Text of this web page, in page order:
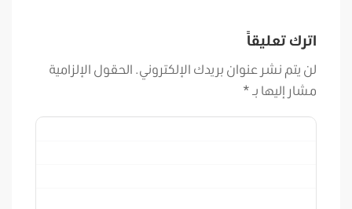
اترك تعليقاً
لن يتم نشر عنوان بريدك الإلكتروني. الحقول الإلزامية
مشار إليها بـ *